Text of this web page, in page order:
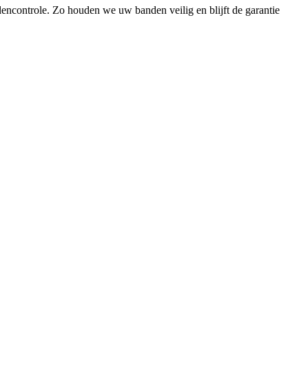
Zo houden we uw banden veilig en blijft de garantie